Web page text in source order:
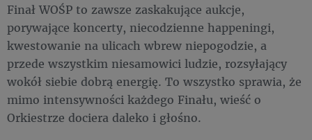
Finał WOŚP to zawsze zaskakujące aukcje,
porywające koncerty, niecodzienne happeningi,
kwestowanie na ulicach wbrew niepogodzie, a
przede wszystkim niesamowici ludzie, rozsyłający
wokół siebie dobrą energię. To wszystko sprawia, że
mimo intensywności każdego Finału, wieść o
Orkiestrze dociera daleko i głośno.